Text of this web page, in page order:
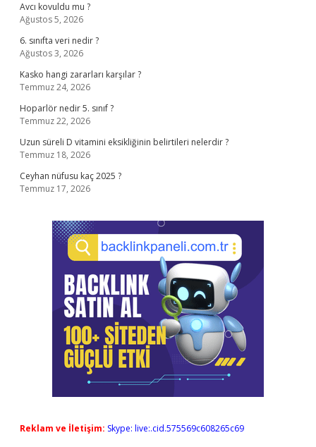
Avcı kovuldu mu ?
Ağustos 5, 2026
6. sınıfta veri nedir ?
Ağustos 3, 2026
Kasko hangi zararları karşılar ?
Temmuz 24, 2026
Hoparlör nedir 5. sınıf ?
Temmuz 22, 2026
Uzun süreli D vitamini eksikliğinin belirtileri nelerdir ?
Temmuz 18, 2026
Ceyhan nüfusu kaç 2025 ?
Temmuz 17, 2026
Reklam ve İletişim: Skype: live:.cid.575569c608265c69